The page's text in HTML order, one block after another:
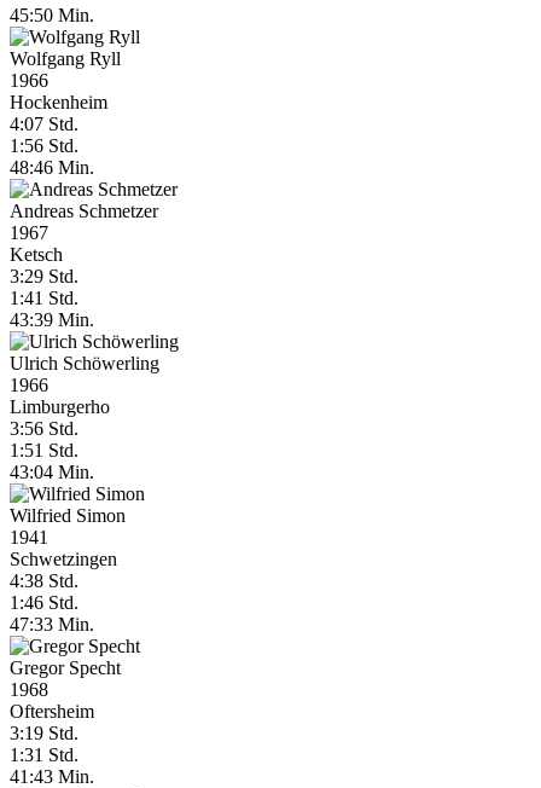
45:50 Min.
Wolfgang Ryll
1966
Hockenheim
4:07 Std.
1:56 Std.
48:46 Min.
Andreas Schmetzer
1967
Ketsch
3:29 Std.
1:41 Std.
43:39 Min.
Ulrich Schöwerling
1966
Limburgerho
3:56 Std.
1:51 Std.
43:04 Min.
Wilfried Simon
1941
Schwetzingen
4:38 Std.
1:46 Std.
47:33 Min.
Gregor Specht
1968
Oftersheim
3:19 Std.
1:31 Std.
41:43 Min.